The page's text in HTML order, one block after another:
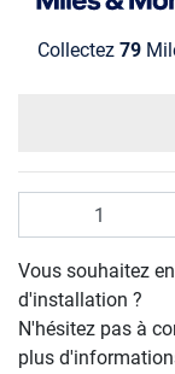
Collectez 79
Vous souhaitez
d'installation ?
N'hésitez pas à
plus